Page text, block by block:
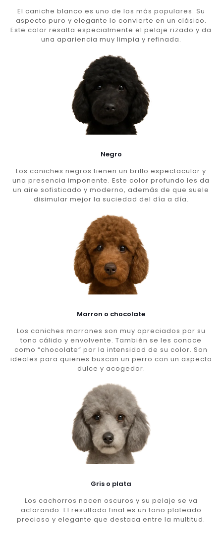
El caniche blanco es uno de los más populares. Su
aspecto puro y elegante lo convierte en un clásico.
Este color resalta especialmente el pelaje rizado y da
una apariencia muy limpia y refinada.
Negro
Los caniches negros tienen un brillo espectacular y
una presencia imponente. Este color profundo les da
un aire sofisticado y moderno, además de que suele
disimular mejor la suciedad del día a día.
Marron o chocolate
Los caniches marrones son muy apreciados por su
tono cálido y envolvente. También se les conoce
como “chocolate” por la intensidad de su color. Son
ideales para quienes buscan un perro con un aspecto
dulce y acogedor.
Gris o plata
Los cachorros nacen oscuros y su pelaje se va
aclarando. El resultado final es un tono plateado
precioso y elegante que destaca entre la multitud.